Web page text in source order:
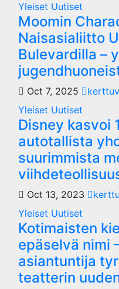
Yleiset Uutiset
Moomin
Naisasialiitto
Bulevardilla –
Oct 7, 2025
Yleiset Uutiset
Disney kasvoi
autotallista
suurimmista
Oct 13, 2023
Yleiset Uutiset
Kotimaisten
epäselvä nimi
asiantuntija
teatterin